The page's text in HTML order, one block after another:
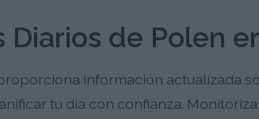
Diarios de Polen
información actualizada
tu día con confianza.